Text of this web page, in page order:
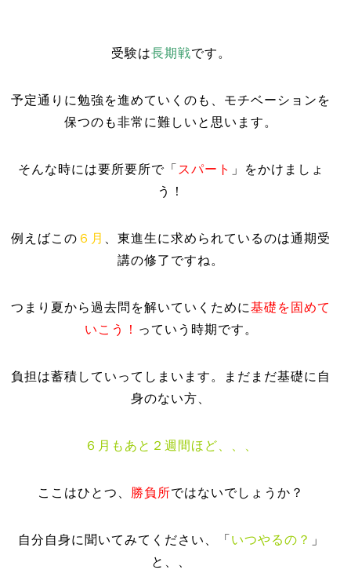
受験は長期戦です。
予定通りに勉強を進めていくのも、モチベーションを
保つのも非常に難しいと思います。
そんな時には要所要所で「 スパート 」をかけましょ
う！
例えばこの ６月
、東進生に求められているのは通期受
講の修了ですね。
つまり夏から過去問を解いていくために基礎を固めて
いこう！ っていう時期です。
負担は蓄積していってしまいます。まだまだ基礎に自
身のない方、
６月もあと２週間ほど、、、
ここはひとつ、 勝負所ではないでしょうか？
自分自身に聞いてみてください、「 いつやるの？ 」
と、、